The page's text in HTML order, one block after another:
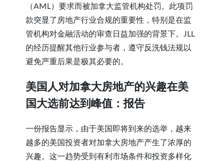
（AML）要求而被加拿大监管机构处罚。此项罚
款突显了房地产行业合规的重要性，特别是在监
管机构对金融活动的审查日益加强的背景下。JLL
的经历提醒其他行业参与者，遵守反洗钱法规以
避免严重后果是极其必要的。
美国人对加拿大房地产的兴趣在美
国大选前达到峰值：报告
一份报告显示，由于美国即将到来的选举，越来
越多的美国投资者对加拿大房地产产生了浓厚的
兴趣。这一趋势受到有利市场条件和投资多样化